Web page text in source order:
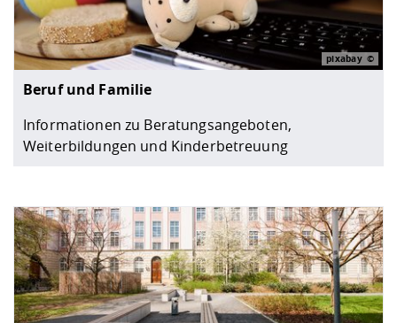
Beruf und Familie
Informationen zu Beratungsangeboten,
Weiterbildungen und Kinderbetreuung
pixabay